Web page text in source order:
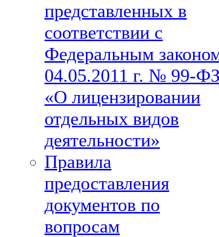
представленных в
соответствии с
Федеральным
04.05.2011 г. № 99-
«О лицензировании
отдельных видов
деятельности»
Правила
предоставления
документов по
вопросам